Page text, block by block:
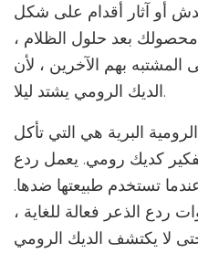
أو آثار أقدام على شكل
بعد حلول الظلام ،
بهم الآخرين ، لأن
الديك الرومي يشتد ليلا.
البرية هي التي تأكل
كديك رومي. يعمل ردع
تستخدم طبيعتها ضدها.
ردع الذعر فعالة للغاية ،
لا يكتشف الديك الرومي